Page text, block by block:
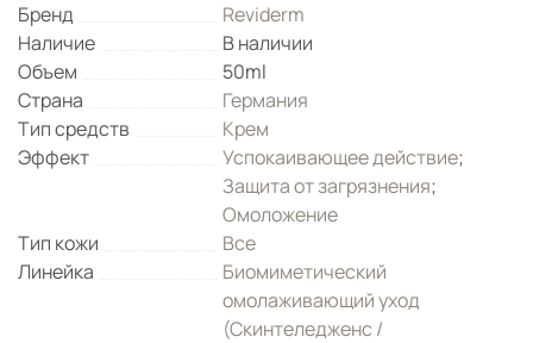
Бренд
Reviderm
Наличие
В наличии
Объем
50ml
Страна
Германия
Тип средств
Крем
Эффект
Успокаивающее действие;
Защита от загрязнения;
Омоложение
Тип кожи
Все
Линейка
Биомиметический
омолаживающий уход
(Скинтеледженс /